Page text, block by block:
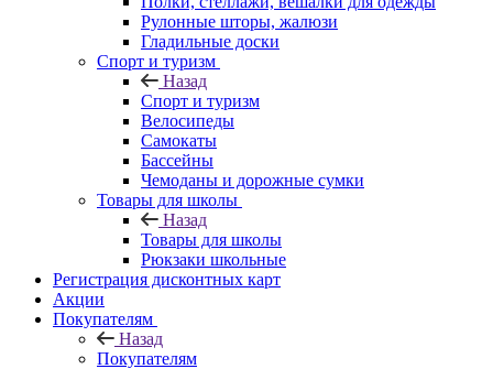
Рулонные шторы, жалюзи
Гладильные доски
Спорт и туризм
Назад
Спорт и туризм
Велосипеды
Самокаты
Бассейны
Чемоданы и дорожные сумки
Товары для школы
Назад
Товары для школы
Рюкзаки школьные
Регистрация дисконтных карт
Акции
Покупателям
Назад
Покупателям